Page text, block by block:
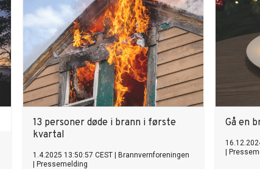
13 personer døde i brann i første
kvartal
1.4.2025 13:50:57 CEST
Brannvernforeningen
Pressemelding
Gå en